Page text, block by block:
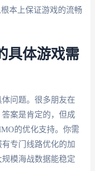
本上保证游戏的流畅
具体游戏需
问题。很多朋友在
答案是肯定的，但成
的优化支持。你需
专门线路优化的加
模海战数据能稳定